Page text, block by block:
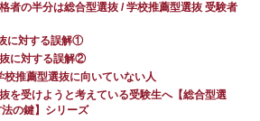
者の半分は総合型選抜 / 学校推薦型選抜 受験者
に対する誤解①
に対する誤解②
推薦型選抜に向いていない人
を受けようと考えている受験生へ【総合型選
の鍵】シリーズ